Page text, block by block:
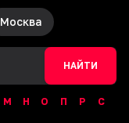
Москва
НАЙТИ
М Н О П Р
С